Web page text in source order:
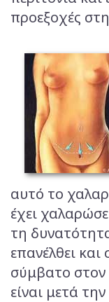
προεξοχές
αυτό το
έχει
τη
επανέλθει και
σύμβατο στον
είναι μετά